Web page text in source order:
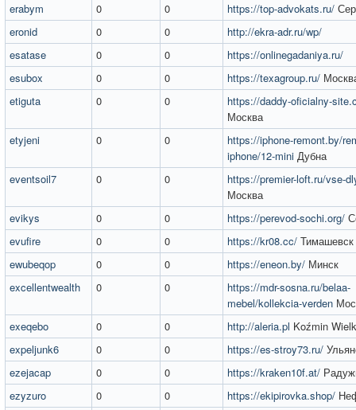
erabym
0 0 https://top-advokats.ru/
eronid
0 0
http://ekra-adr.ru/wp/
esatase
0 0
https://onlinegadaniya.ru/
esubox
0 0 https://texagroup.ru/
etiguta
0 0
https://daddy-oficialny-
Москва
etyjeni
0 0
https://iphone-remont.by/
iphone/12-mini Дубна
eventsoil7
0 0
https://premier-loft.ru/vse-
Москва
evikys
0 0 https://perevod-sochi.org/
evufire
0 0 https://kr08.cc/ Тимашевск
ewubeqop
0 0 https://eneon.by/ Минск
excellentwealth
0 0
https://mdr-sosna.ru/belaa-
mebel/kollekcia-verden
exeqebo
0 0 http://aleria.pl Koźmin
expeljunk6
0 0 https://es-stroy73.ru/
ezejacap
0 0 https://kraken10f.at/
ezyzuro
0 0 https://ekipirovka.shop/